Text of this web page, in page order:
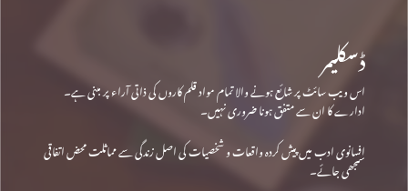
ڈسکلیمر
اس ویب سائٹ پر شائع ہونے والا تمام مواد قلم کاروں کی ذاتی آراء پر مبنی ہے۔
ادارے کا ان سے متفق ہونا ضروری نہیں۔
افسانوی ادب میں پیش کردہ واقعات و شخصیات کی اصل زندگی سے مماثلت محض اتفاقی
سمجھی جائے۔